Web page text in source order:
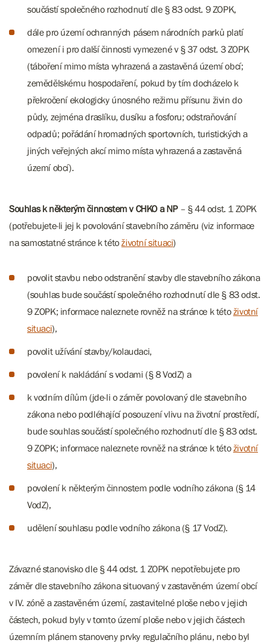
součástí společného rozhodnutí dle § 83 odst. 9 ZOPK,
dále pro území ochranných pásem národních parků platí
omezení i pro další činnosti vymezené v § 37 odst. 3 ZOPK
(táboření mimo místa vyhrazená a zastavěná území obcí;
zemědělskému hospodaření, pokud by tím docházelo k
překročení ekologicky únosného režimu přísunu živin do
půdy, zejména draslíku, dusíku a fosforu; odstraňování
odpadů; pořádání hromadných sportovních, turistických a
jiných veřejných akcí mimo místa vyhrazená a zastavěná
území obcí).
Souhlas k některým činnostem v CHKO a NP– § 44 odst. 1 ZOPK
(potřebujete-li jej k povolování stavebního záměru (viz informace
na samostatné stránce k tétoživotní situaci)
povolit stavbu nebo odstranění stavby dle stavebního zákona
(souhlas bude součástí společného rozhodnutí dle § 83 odst.
9 ZOPK; informace naleznete rovněž na stránce k tétoživotní
situaci),
povolit užívání stavby/kolaudaci,
povolení k nakládání s vodami (§ 8 VodZ) a
k vodním dílům (jde-li o záměr povolovaný dle stavebního
zákona nebo podléhající posouzení vlivu na životní prostředí,
bude souhlas součástí společného rozhodnutí dle § 83 odst.
9 ZOPK; informace naleznete rovněž na stránce k tétoživotní
situaci),
povolení k některým činnostem podle vodního zákona (§ 14
VodZ),
udělení souhlasu podle vodního zákona (§ 17 VodZ).
Závazné stanovisko dle § 44 odst. 1 ZOPK nepotřebujete pro
záměr dle stavebního zákona situovaný v zastavěném území obcí
v IV. zóně a zastavěném území, zastavitelné ploše nebo v jejich
částech, pokud byly v tomto území ploše nebo v jejich částech
územním plánem stanoveny prvky regulačního plánu, nebo byl